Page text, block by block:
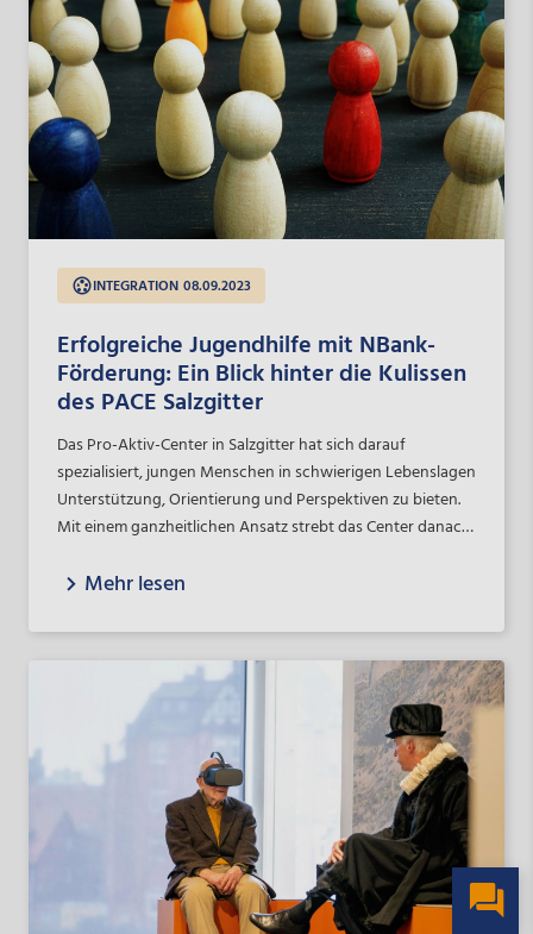
INTEGRATION 08.09.2023
Erfolgreiche Jugendhilfe mit NBank-
Förderung: Ein Blick hinter die Kulissen
des PACE Salzgitter
Das Pro-Aktiv-Center in Salzgitter hat sich darauf
spezialisiert, jungen Menschen in schwierigen Lebenslagen
Unterstützung, Orientierung und Perspektiven zu bieten.
Mit einem ganzheitlichen Ansatz strebt das Center danach,
individuellen Potenziale zu fördern und ihnen die
Arbeitsmarkt an die Hand zu geben.
Mehr lesen